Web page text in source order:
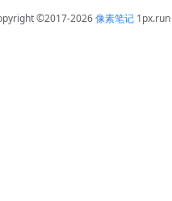
©2017-2026 像素笔记 1px.run